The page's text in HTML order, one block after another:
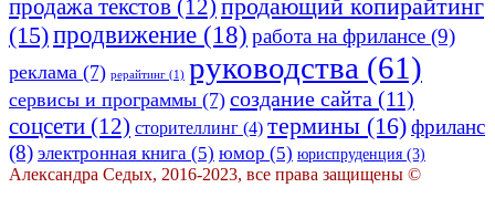
продажа текстов (12) продающий копирайтинг
(15)продвижение (18) работа на фрилансе (9)
реклама (7) рерайтинг (1) руководства (61)
сервисы и программы (7) создание сайта (11)
соцсети (12) сторителлинг (4) термины (16)фриланс
(8) электронная книга (5) юмор (5) юриспруденция (3)
Александра Седых, 2016-2023, все права защищены ©